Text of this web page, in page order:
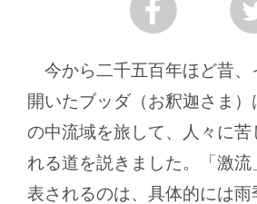
今から二千五百年ほど昔、
開いたブッダ（お釈迦さま）
の中流域を旅して、人々に苦
れる道を説きました。「激
表されるのは、具体的には